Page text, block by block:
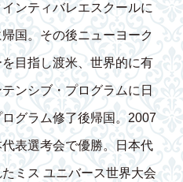
ンティバレエスクールに
国。その後ニューヨーク
目指し渡米、世界的に有
ンシブ・プログラムに日
グラム修了後帰国。2007
表選考会で優勝。日本代
ミス ユニバース世界大会